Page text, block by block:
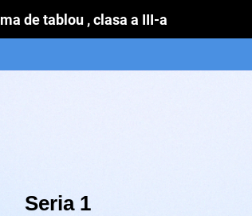
de tablou , clasa a III-a
Seria 1